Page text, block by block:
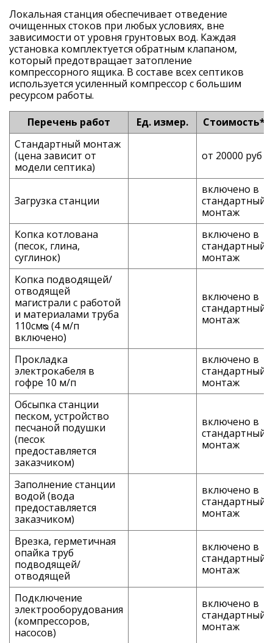
Локальная станция обеспечивает отведение
очищенных стоков при любых условиях, вне
зависимости от уровня грунтовых вод. Каждая
установка комплектуется обратным клапаном,
который предотвращает затопление
компрессорного ящика. В составе всех септиков
используется усиленный компрессор с большим
ресурсом работы.
Перечень работ
Ед. измер.
Стоимость*
Стандартный монтаж
(цена зависит от
модели септика)
от 20000 руб
Загрузка станции
включено в
стандартный
монтаж
Копка котлована
(песок, глина,
суглинок)
включено в
стандартный
монтаж
Копка подводящей/
отводящей
магистрали с работой
и материалами труба
110смᴓ (4 м/п
включено)
включено в
стандартный
монтаж
Прокладка
электрокабеля в
гофре 10 м/п
включено в
стандартный
монтаж
Обсыпка станции
песком, устройство
песчаной подушки
(песок
предоставляется
заказчиком)
включено в
стандартный
монтаж
Заполнение станции
водой (вода
предоставляется
заказчиком)
включено в
стандартный
монтаж
Врезка, герметичная
опайка труб
подводящей/
отводящей
включено в
стандартный
монтаж
Подключение
электрооборудования
(компрессоров,
насосов)
включено в
стандартный
монтаж